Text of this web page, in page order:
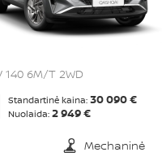
140 6M/T 2WD
Standartinė kaina: 30 090 €
Nuolaida: 2 949 €
Mechaninė